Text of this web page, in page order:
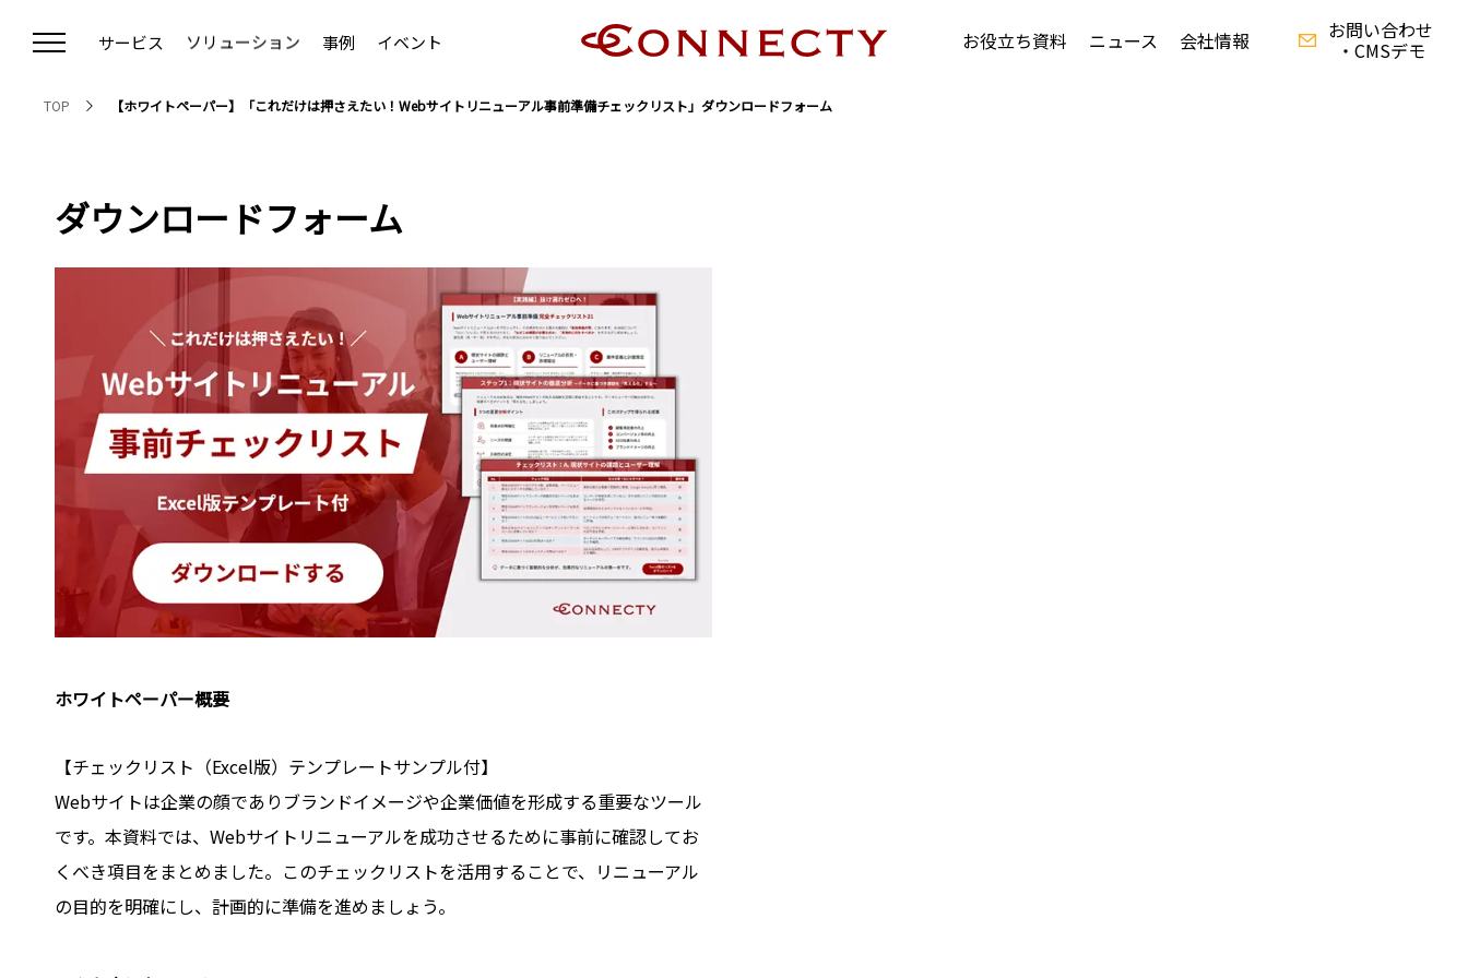
サービス
ソリューション
ウェブアクセシビリティ対応
オウンドメディア構築・運用支援
デジタルマーケティング支援（CEC）
AIO対策支援
Vertex AI Search導入支援
戦略的ホワイトペーパー制作
MA/CRM導入コンサルティング
Webサイト診断／アクセス解析
事例 イベント
お役立ち資料
ニュース 会社情報 お問い合わせ
・CMSデモ
TOP 【ホワイトペーパー】「これだけは押さえたい！Webサイトリニューアル事前準備チェックリスト」ダウンロードフォーム
ダウンロードフォーム
ホワイトペーパー概要
【チェックリスト（Excel版）テンプレートサンプル付】
Webサイトは企業の顔でありブランドイメージや企業価値を形成する重要なツール
です。本資料では、Webサイトリニューアルを成功させるために事前に確認してお
くべき項目をまとめました。このチェックリストを活用することで、リニューアル
の目的を明確にし、計画的に準備を進めましょう。